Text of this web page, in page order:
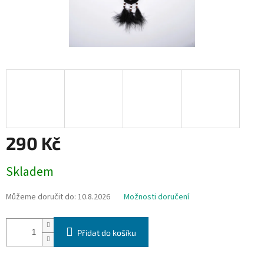
290 Kč
cena:
Skladem
Můžeme doručit do: 10.8.2026 Možnosti doručení
Přidat do košíku